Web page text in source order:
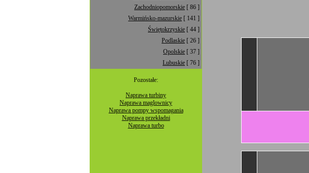
Zachodniopomorskie [ 86 ]
Warmińsko-mazurskie [ 141 ]
Świętokrzyskie [ 44 ]
Podlaskie [ 26 ]
Opolskie [ 37 ]
Lubuskie [ 76 ]
Pozostałe:
Naprawa turbiny
Naprawa maglownicy
Naprawa pompy wspomagania
Naprawa przekładni
Naprawa turbo